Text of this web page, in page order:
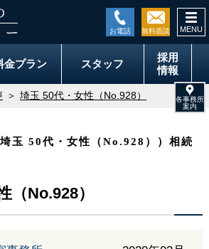
金プラン スタッフ
採用
情報
埼玉 50代・女性（No.928）
埼玉 50代・女性（No.928））相続
（No.928）